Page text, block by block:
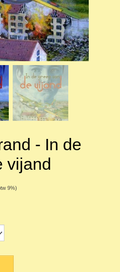
- In de
vijand
9%)